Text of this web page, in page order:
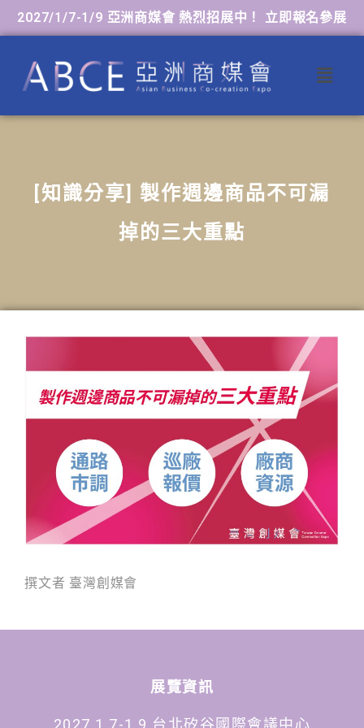
2027/1/7-1/9 亞洲商媒會 熱烈招展中！ 立即報名參展
[知識分享] 製作週邊商品不可漏
掉的三大重點
撰文者 臺灣創媒會
展覽資訊